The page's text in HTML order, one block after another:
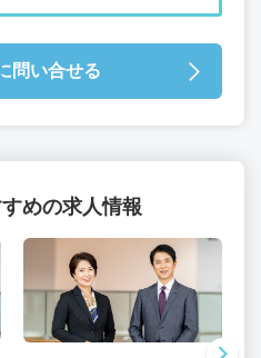
問い合せる
めの求人情報